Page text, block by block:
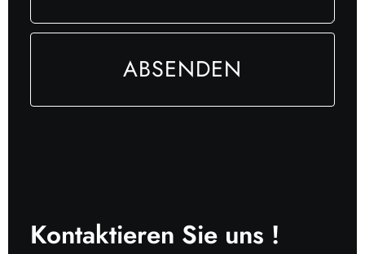
ABSENDEN
Kontaktieren Sie uns !